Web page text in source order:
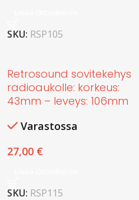
SKU: RSP105
Retrosound sovitekehys
radioaukolle: korkeus:
43mm – leveys: 106mm
Varastossa
27,00 €
SKU: RSP115